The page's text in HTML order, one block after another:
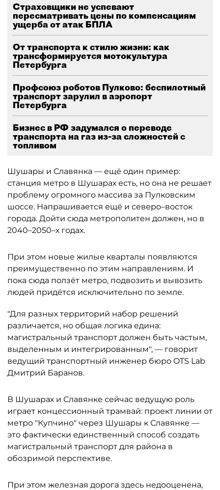
Страховщики не успевают
пересматривать цены по компенсациям
ущерба от атак БПЛА
От транспорта к стилю жизни: как
трансформируется мотокультура
Петербурга
Профсоюз роботов Пулково: беспилотный
транспорт зарулил в аэропорт
Петербурга
Бизнес в РФ задумался о переводе
транспорта на газ из-за сложностей с
топливом
Шушары и Славянка — ещё один пример:
станция метро в Шушарах есть, но она не решает
проблему огромного массива за Пулковским
шоссе. Напрашивается ещё и северо–восток
города. Дойти сюда метрополитен должен, но в
2040–2050–х годах.
При этом новые жилые кварталы появляются
преимущественно по этим направлениям. И
пока сюда ползёт метро, подвозить и вывозить
людей придётся исключительно по земле.
"Для разных территорий набор решений
различается, но общая логика едина:
магистральный транспорт должен быть частым,
выделенным и интегрированным", — говорит
ведущий транспортный инженер бюро OTS Lab
Дмитрий Баранов.
В Шушарах и Славянке сейчас ведущую роль
играет концессионный трамвай: проект линии от
метро "Купчино" через Шушары к Славянке —
это фактически единственный способ создать
магистральный транспорт для района в
обозримой перспективе.
При этом железная дорога здесь недооценена,